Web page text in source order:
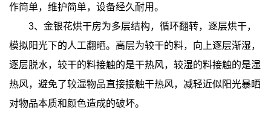
作简单，维护简单，设备经久耐用。
3、金银花烘干房为多层结构，循环翻转，逐层烘干，
模拟阳光下的人工翻晒。高层为较干的料，向上逐层渐湿，
逐层脱水，较干的料接触的是干热风，较湿的料接触的是湿
热风，避免了较湿物品直接接触干热风，减轻近似阳光暴晒
对物品本质和颜色造成的破坏。